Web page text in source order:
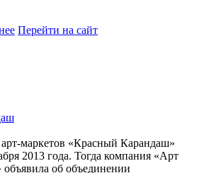
Перейти на сайт
маркетов «Красный Карандаш»
2013 года. Тогда компания «Арт
об объединении